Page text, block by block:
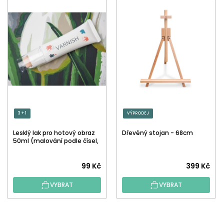
3 + 1
Lesklý lak pro hotový obraz
50ml (malování podle čísel,
hodnocení
produktu
je
99 Kč
VYBRAT
VÝPRODEJ
Dřevěný stojan - 68cm
399 Kč
VYBRAT